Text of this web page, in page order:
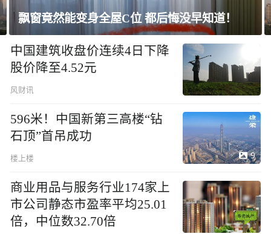
飘窗竟然能变身全屋C位 都后悔没早知道！
中国建筑收盘价连续4日下降
股价降至4.52元
风财讯
596米！中国新第三高楼“钻
石顶”首吊成功
楼上楼 9
商业用品与服务行业174家上
市公司静态市盈率平均25.01
倍，中位数32.70倍